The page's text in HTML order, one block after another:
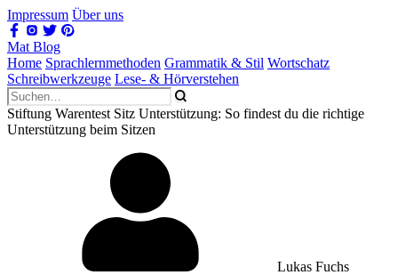
Impressum Über uns
Mat Blog
Home Sprachlernmethoden Grammatik & Stil Wortschatz
Schreibwerkzeuge Lese- & Hörverstehen
Stiftung Warentest Sitz Unterstützung: So findest du die richtige
Unterstützung beim Sitzen
Lukas Fuchs